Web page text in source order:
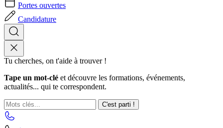
Portes ouvertes
Candidature
Tu cherches, on t'aide à trouver !
Tape un mot-clé et découvre les formations, événements,
actualités... qui te correspondent.
C'est parti !